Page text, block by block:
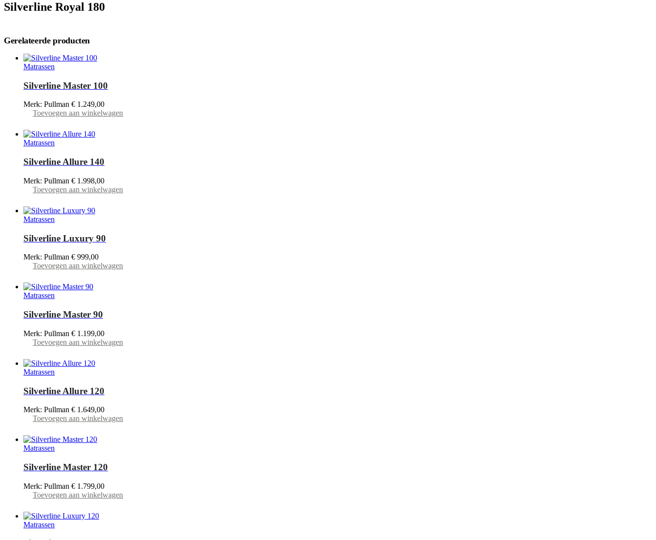
Silverline Royal 180
Gerelateerde producten
Matrassen
Silverline Master 100
Merk: Pullman € 1.249,00
Toevoegen aan winkelwagen
Matrassen
Silverline Allure 140
Merk: Pullman € 1.998,00
Toevoegen aan winkelwagen
Matrassen
Silverline Luxury 90
Merk: Pullman € 999,00
Toevoegen aan winkelwagen
Matrassen
Silverline Master 90
Merk: Pullman € 1.199,00
Toevoegen aan winkelwagen
Matrassen
Silverline Allure 120
Merk: Pullman € 1.649,00
Toevoegen aan winkelwagen
Matrassen
Silverline Master 120
Merk: Pullman € 1.799,00
Toevoegen aan winkelwagen
Matrassen